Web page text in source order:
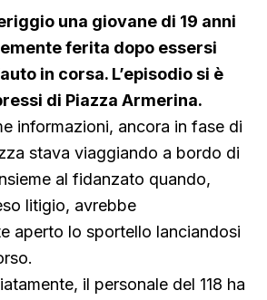
una giovane di 19 anni
ferita dopo essersi
in corsa. L’episodio si è
di Piazza Armerina.
informazioni, ancora in fase di
stava viaggiando a bordo di
al fidanzato quando,
litigio, avrebbe
aperto lo sportello lanciandosi
il personale del 118 ha